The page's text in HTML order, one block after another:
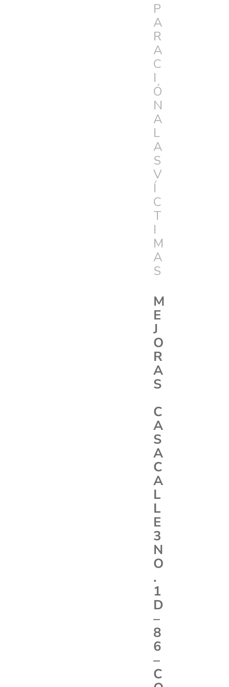
P
A
R
A
C
I
Ó
N
A
L
A
S
V
Í
C
T
I
M
A
S
M
E
J
O
R
A
S
C
A
S
A
C
A
L
L
E
3
N
O
.
1
D
–
8
6
–
C